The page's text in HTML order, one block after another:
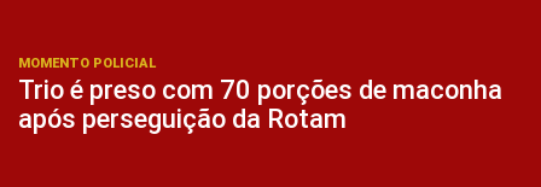
MOMENTO POLICIAL
Trio é preso com 70 porções de maconha
após perseguição da Rotam